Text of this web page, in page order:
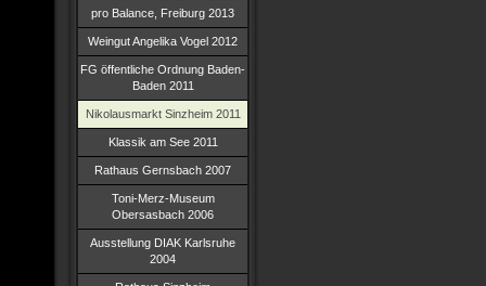
pro Balance, Freiburg 2013
Weingut Angelika Vogel 2012
FG öffentliche Ordnung Baden-
Baden 2011
Nikolausmarkt Sinzheim 2011
Klassik am See 2011
Rathaus Gernsbach 2007
Toni-Merz-Museum
Obersasbach 2006
Ausstellung DIAK Karlsruhe
2004